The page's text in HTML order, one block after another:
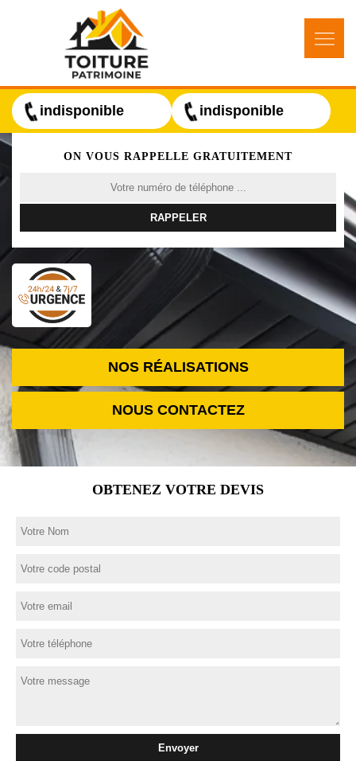
indisponible indisponible
ON VOUS RAPPELLE GRATUITEMENT
NOS RÉALISATIONS
NOUS CONTACTEZ
OBTENEZ VOTRE DEVIS